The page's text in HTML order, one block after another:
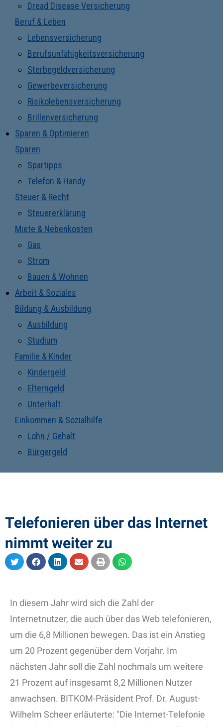
Dread Disease Versicherung
Beruf & Leben
Lebensversicherung
Berufsunfähigkeitsversicherung
Sterbegeldversicherung
Gewerbeversicherung
Risikolebensversicherung
Brillenversicherung
Sparen & Optimieren
Sparen
Spartipps
Telefon & Handy
Steuer & Recht
Steuererklärung
Miete & Nebenkosten
Gas
Strom
Bauen & Wohnen
Arbeit & Soziales
Bildung & Ausbildung
Ausbildung
Studium
Familie & Kinder
Kindergeld
Elterngeld
Unterhalt
Einkommen & Sozialhilfe
Lohn / Gehalt
Bürgergeld
Telefonieren über das Internet
nimmt weiter zu
In diesem Jahr wird sich die Zahl der
Internetnutzer, die auch über das Web telefonieren,
um die 6,8 Millionen bewegen. Das ist ein Anstieg
um 20 Prozent gegenüber dem Vorjahr. Im
nächsten Jahr soll die Zahl nochmals um weitere
21 Prozent auf insgesamt 8,2 Millionen Nutzer
anwachsen. BITKOM-Präsident Prof. Dr. August-
Wilhelm Scheer erläuterte: "Die Internet-Telefonie